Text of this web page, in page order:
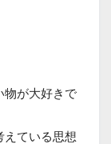
物が大好きで
えている思想